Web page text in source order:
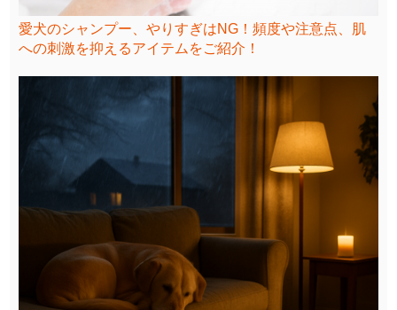
愛犬のシャンプー、やりすぎはNG！頻度や注意点、肌
への刺激を抑えるアイテムをご紹介！